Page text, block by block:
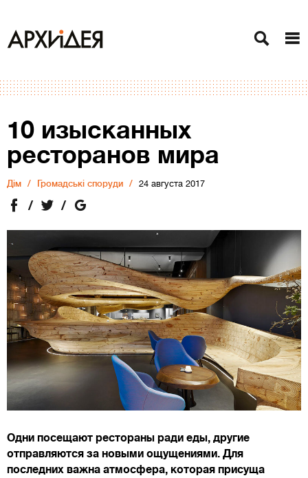
10 изысканных
ресторанов мира
Дiм Громадські споруди 24 августа 2017
Одни посещают рестораны ради еды, другие
отправляются за новыми ощущениями. Для
последних важна атмосфера, которая присуща